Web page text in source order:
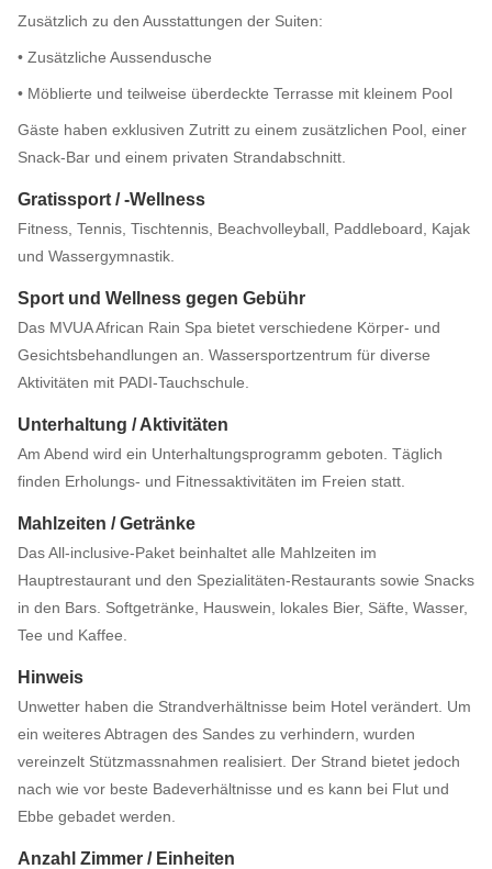
Zusätzlich zu den Ausstattungen der Suiten:
• Zusätzliche Aussendusche
• Möblierte und teilweise überdeckte Terrasse mit kleinem Pool
Gäste haben exklusiven Zutritt zu einem zusätzlichen Pool, einer
Snack-Bar und einem privaten Strandabschnitt.
Gratissport / -Wellness
Fitness, Tennis, Tischtennis, Beachvolleyball, Paddleboard, Kajak
und Wassergymnastik.
Sport und Wellness gegen Gebühr
Das MVUA African Rain Spa bietet verschiedene Körper- und
Gesichtsbehandlungen an. Wassersportzentrum für diverse
Aktivitäten mit PADI-Tauchschule.
Unterhaltung / Aktivitäten
Am Abend wird ein Unterhaltungsprogramm geboten. Täglich
finden Erholungs- und Fitnessaktivitäten im Freien statt.
Mahlzeiten / Getränke
Das All-inclusive-Paket beinhaltet alle Mahlzeiten im
Hauptrestaurant und den Spezialitäten-Restaurants sowie Snacks
in den Bars. Softgetränke, Hauswein, lokales Bier, Säfte, Wasser,
Tee und Kaffee.
Hinweis
Unwetter haben die Strandverhältnisse beim Hotel verändert. Um
ein weiteres Abtragen des Sandes zu verhindern, wurden
vereinzelt Stützmassnahmen realisiert. Der Strand bietet jedoch
nach wie vor beste Badeverhältnisse und es kann bei Flut und
Ebbe gebadet werden.
Anzahl Zimmer / Einheiten